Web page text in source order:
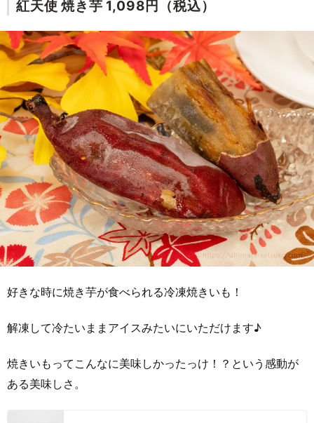
紅天使 焼き芋 1,098円（税込）
好きな時に焼き芋が食べられる冷凍焼きいも！
解凍して冷たいままアイスみたいにいただけます♪
焼きいもってこんなに美味しかったっけ！？という感動が
ある美味しさ。